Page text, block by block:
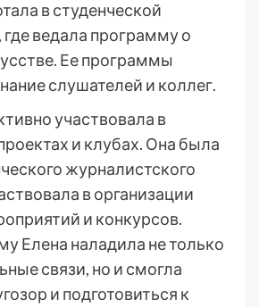
в студенческой
ведала программу о
Ее программы
слушателей и коллег.
участвовала в
и клубах. Она была
журналистского
в организации
и конкурсов.
Елена наладила не только
связи, но и смогла
и подготовиться к